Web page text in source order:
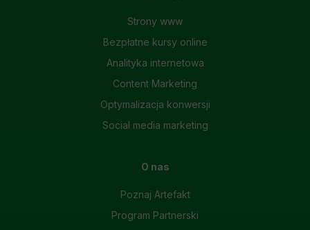
Strony www
Bezpłatne kursy online
Analityka internetowa
Content Marketing
Optymalizacja konwersji
Social media marketing
O nas
Poznaj Artefakt
Program Partnerski